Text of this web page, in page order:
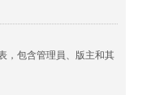
，包含管理員、版主和其